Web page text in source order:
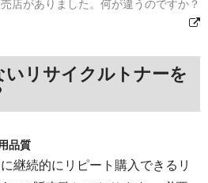
店がありました。何が違うのですか？
いリサイクルトナーを
品質
継続的にリピート購入できるリ